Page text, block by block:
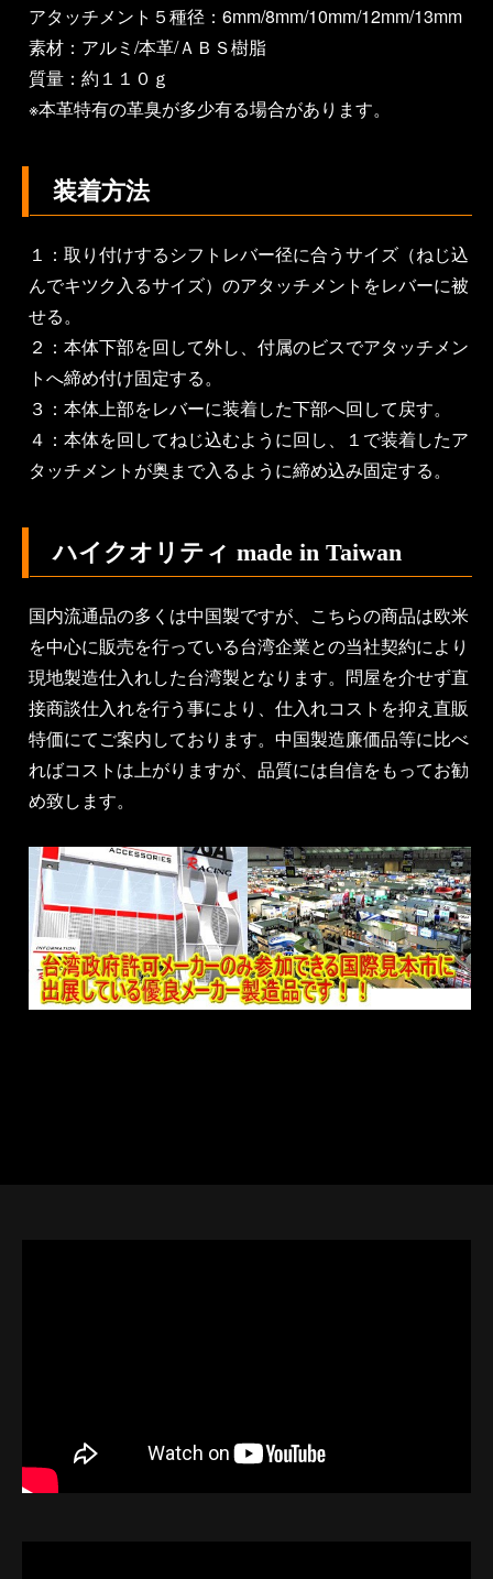
アタッチメント５種径：6mm/8mm/10mm/12mm/13mm
素材：アルミ/本革/ＡＢＳ樹脂
質量：約１１０ｇ
※本革特有の革臭が多少有る場合があります。
装着方法
１：取り付けするシフトレバー径に合うサイズ（ねじ込
んでキツク入るサイズ）のアタッチメントをレバーに被
せる。
２：本体下部を回して外し、付属のビスでアタッチメン
トへ締め付け固定する。
３：本体上部をレバーに装着した下部へ回して戻す。
４：本体を回してねじ込むように回し、１で装着したア
タッチメントが奥まで入るように締め込み固定する。
ハイクオリティ made in Taiwan
国内流通品の多くは中国製ですが、こちらの商品は欧米
を中心に販売を行っている台湾企業との当社契約により
現地製造仕入れした台湾製となります。問屋を介せず直
接商談仕入れを行う事により、仕入れコストを抑え直販
特価にてご案内しております。中国製造廉価品等に比べ
ればコストは上がりますが、品質には自信をもってお勧
め致します。